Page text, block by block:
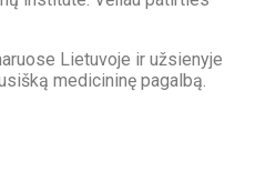
Lietuvoje ir užsienyje
medicininę pagalbą.